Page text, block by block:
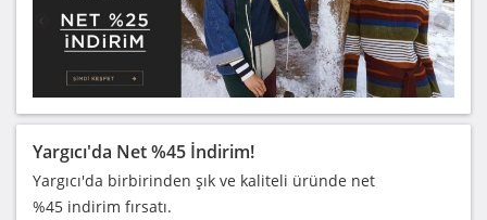
Yargıcı'da Net %45 İndirim!
Yargıcı'da birbirinden şık ve kaliteli üründe net
%45 indirim fırsatı.